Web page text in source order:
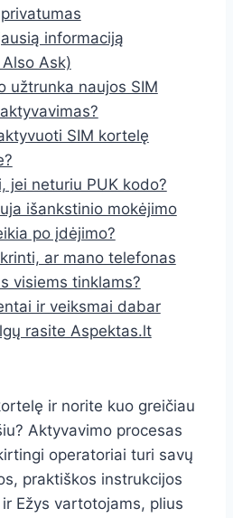
informaciją
Ask)
užtrunka naujos SIM
SIM kortelę
jei neturiu PUK kodo?
išankstinio mokėjimo
po įdėjimo?
ar mano telefonas
visiems tinklams?
ir veiksmai dabar
rasite Aspektas.lt
ir norite kuo greičiau
Aktyvavimo procesas
operatoriai turi savų
praktiškos instrukcijos
Ežys vartotojams, plius